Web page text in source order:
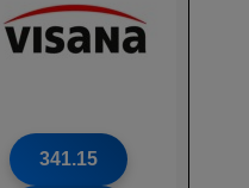
341.15